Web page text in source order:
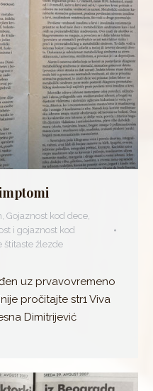
, Gojaznost kod dece,
i gojaznost kod
štitaste žlezde
uz prvavovremeno
pročitajte str1 Viva
Dimitrijević